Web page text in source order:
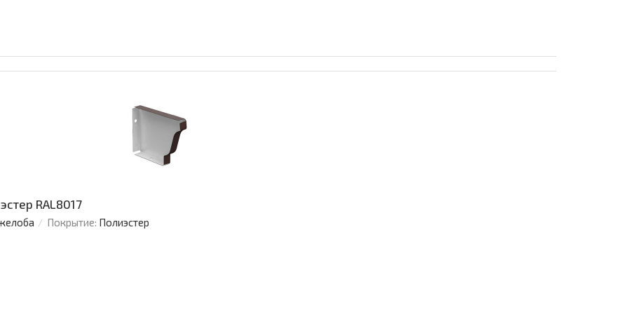
RAL8017
Покрытие: Полиэстер